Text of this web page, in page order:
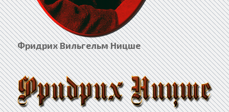
Фридрих Вильгельм Ницше